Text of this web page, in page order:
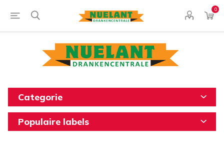
0
Categorie
Populaire labels